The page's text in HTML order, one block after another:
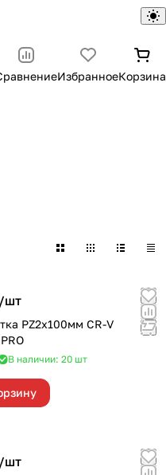
ИзбранноеКорзина
шт
PZ2x100мм CR-V
В наличии: 20 шт
шт